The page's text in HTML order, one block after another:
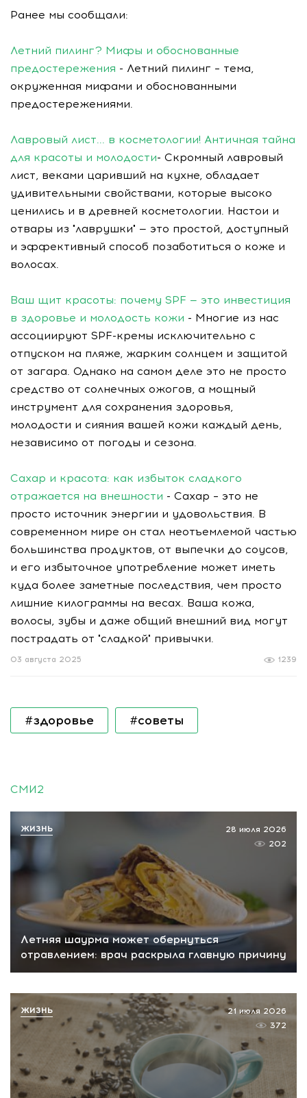
Ранее мы сообщали:
Летний пилинг? Мифы и обоснованные
предостережения - Летний пилинг – тема,
окруженная мифами и обоснованными
предостережениями.
Лавровый лист... в косметологии! Античная тайна
для красоты и молодости- Скромный лавровый
лист, веками царивший на кухне, обладает
удивительными свойствами, которые высоко
ценились и в древней косметологии. Настои и
отвары из "лаврушки" — это простой, доступный
и эффективный способ позаботиться о коже и
волосах.
Ваш щит красоты: почему SPF — это инвестиция
в здоровье и молодость кожи - Многие из нас
ассоциируют SPF-кремы исключительно с
отпуском на пляже, жарким солнцем и защитой
от загара. Однако на самом деле это не просто
средство от солнечных ожогов, а мощный
инструмент для сохранения здоровья,
молодости и сияния вашей кожи каждый день,
независимо от погоды и сезона.
Сахар и красота: как избыток сладкого
отражается на внешности - Сахар – это не
просто источник энергии и удовольствия. В
современном мире он стал неотъемлемой частью
большинства продуктов, от выпечки до соусов,
и его избыточное употребление может иметь
куда более заметные последствия, чем просто
лишние килограммы на весах. Ваша кожа,
волосы, зубы и даже общий внешний вид могут
пострадать от "сладкой" привычки.
1239
03 августа 2025
#здоровье #советы
СМИ2
Летняя шаурма может обернуться
отравлением: врач раскрыла главную причину
28 июля 2026
202
ЖИЗНЬ
21 июля 2026
372
ЖИЗНЬ